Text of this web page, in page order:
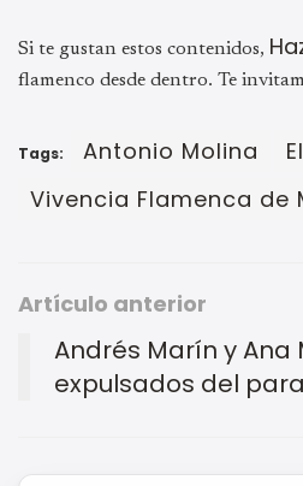
Si te gustan estos contenidos,
flamenco desde dentro. Te
Tags: Antonio Molina
Vivencia Flamenca de
Artículo anterior
Andrés Marín y Ana
expulsados del